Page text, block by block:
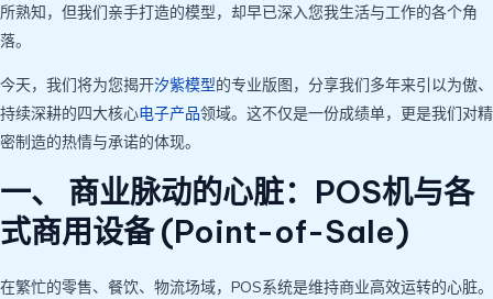
所熟知，但我们亲手打造的模型，却早已深入您我生活与工作的各个角
落。
今天，我们将为您揭开汐紫模型的专业版图，分享我们多年来引以为傲、
持续深耕的四大核心电子产品领域。这不仅是一份成绩单，更是我们对精
密制造的热情与承诺的体现。
一、 商业脉动的心脏：POS机与各
式商用设备 (Point-of-Sale)
在繁忙的零售、餐饮、物流场域，POS系统是维持商业高效运转的心脏。